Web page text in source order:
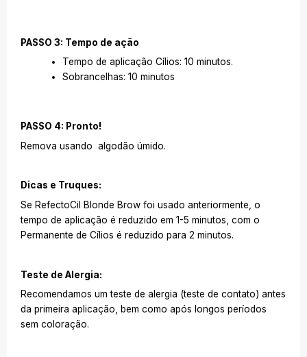
PASSO 3: Tempo de ação
Tempo de aplicação Cílios: 10 minutos.
Sobrancelhas: 10 minutos
PASSO 4: Pronto!
Remova usando algodão úmido.
Dicas e Truques:
Se RefectoCil Blonde Brow foi usado anteriormente, o
tempo de aplicação é reduzido em 1-5 minutos, com o
Permanente de Cílios é reduzido para 2 minutos.
Teste de Alergia:
Recomendamos um teste de alergia (teste de contato) antes
da primeira aplicação, bem como após longos períodos
sem coloração.